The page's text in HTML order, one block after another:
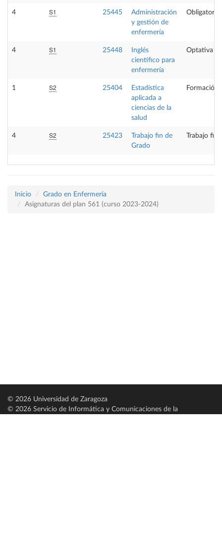
4 S1 25445
Administración
y gestión de
enfermería
Obligatoria
4 S1 25448
Inglés
científico para
enfermería
Optativa
1 S2 25404
Estadística
aplicada a
ciencias de la
salud
Formación
4 S2 25423
Trabajo fin de
Grado
Trabajo fin
Inicio
Grado en Enfermería
Asignaturas del plan 561 (curso 2023-2024)
© 2026 Universidad de Zaragoza
© 2026 Servicio de Informática y Comunicaciones de la